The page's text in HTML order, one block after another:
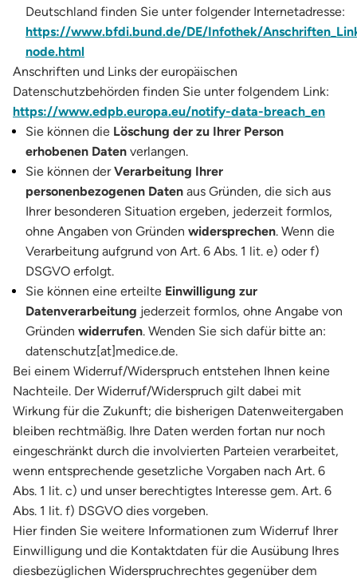
Deutschland finden Sie unter folgender Internetadresse:
https://www.bfdi.bund.de/DE/Infothek/
node.html
Anschriften und Links der europäischen
Datenschutzbehörden finden Sie unter folgendem Link:
https://www.edpb.europa.eu/notify-data-breach_en
Sie können die Löschung der zu Ihrer Person
erhobenen Daten verlangen.
Sie können derVerarbeitung Ihrer
personenbezogenen Daten aus Gründen, die sich aus
Ihrer besonderen Situation ergeben, jederzeit formlos,
ohne Angaben von Gründen widersprechen. Wenn die
Verarbeitung aufgrund von Art. 6 Abs. 1 lit. e) oder f)
DSGVO erfolgt.
Sie können eine erteilte Einwilligung zur
Datenverarbeitung jederzeit formlos, ohne Angabe von
Gründen widerrufen. Wenden Sie sich dafür bitte an:
datenschutz[at]medice.de.
Bei einem Widerruf/Widerspruch entstehen Ihnen keine
Nachteile. Der Widerruf/Widerspruch gilt dabei mit
Wirkung für die Zukunft; die bisherigen Datenweitergaben
bleiben rechtmäßig. Ihre Daten werden fortan nur noch
eingeschränkt durch die involvierten Parteien verarbeitet,
wenn entsprechende gesetzliche Vorgaben nach Art. 6
Abs. 1 lit. c) und unser berechtigtes Interesse gem. Art. 6
Abs. 1 lit. f) DSGVO dies vorgeben.
Hier finden Sie weitere Informationen zum Widerruf Ihrer
Einwilligung und die Kontaktdaten für die Ausübung Ihres
diesbezüglichen Widerspruchrechtes gegenüber dem